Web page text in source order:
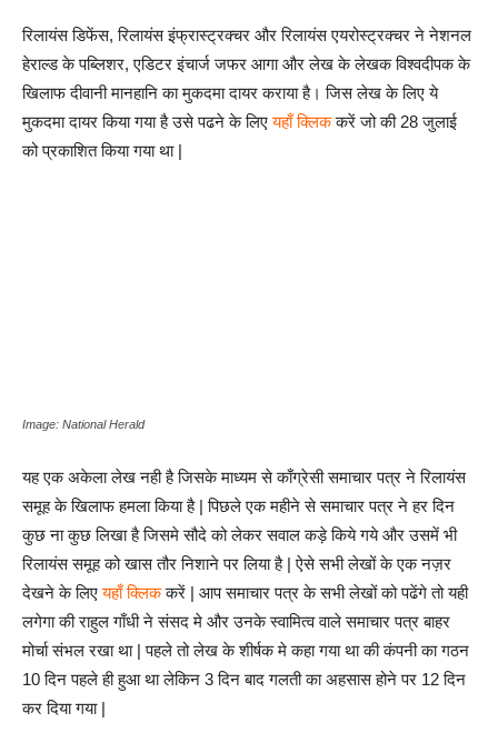
रिलायंस डिफेंस, रिलायंस इंफ्रास्ट्रक्चर और रिलायंस एयरोस्ट्रक्चर ने नेशनल
हेराल्ड के पब्लिशर, एडिटर इंचार्ज जफर आगा और लेख के लेखक विश्वदीपक के
खिलाफ दीवानी मानहानि का मुकदमा दायर कराया है। जिस लेख के लिए ये
मुकदमा दायर किया गया है उसे पढने के लिएयहाँ क्लिककरें जो की 28 जुलाई
को प्रकाशित किया गया था |
Image: National Herald
यह एक अकेला लेख नही है जिसके माध्यम से काँग्रेसी समाचार पत्र ने रिलायंस
समूह के खिलाफ हमला किया है | पिछले एक महीने से समाचार पत्र ने हर दिन
कुछ ना कुछ लिखा है जिसमे सौदे को लेकर सवाल कड़े किये गये और उसमें भी
रिलायंस समूह को खास तौर निशाने पर लिया है | ऐसे सभी लेखों के एक नज़र
देखने के लिएयहाँ क्लिककरें | आप समाचार पत्र के सभी लेखों को पढेंगे तो यही
लगेगा की राहुल गाँधी ने संसद मे और उनके स्वामित्व वाले समाचार पत्र बाहर
मोर्चा संभल रखा था | पहले तो लेख के शीर्षक मे कहा गया था की कंपनी का गठन
10 दिन पहले ही हुआ था लेकिन 3 दिन बाद गलती का अहसास होने पर 12 दिन
कर दिया गया |